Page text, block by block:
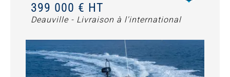
399 000 € HT
Deauville - Livraison à l'international